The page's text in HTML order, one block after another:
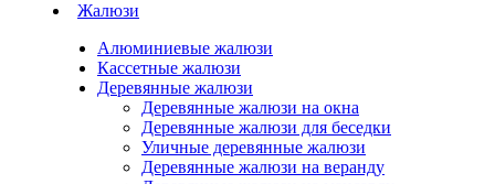
Жалюзи
Алюминиевые жалюзи
Кассетные жалюзи
Деревянные жалюзи
Деревянные жалюзи на окна
Деревянные жалюзи для беседки
Уличные деревянные жалюзи
Деревянные жалюзи на веранду